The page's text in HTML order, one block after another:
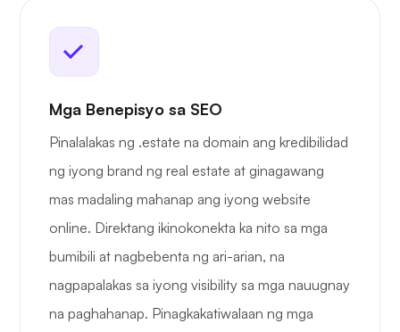
Mga Benepisyo sa SEO
Pinalalakas ng .estate na domain ang kredibilidad
ng iyong brand ng real estate at ginagawang
mas madaling mahanap ang iyong website
online. Direktang ikinokonekta ka nito sa mga
bumibili at nagbebenta ng ari-arian, na
nagpapalakas sa iyong visibility sa mga nauugnay
na paghahanap. Pinagkakatiwalaan ng mga